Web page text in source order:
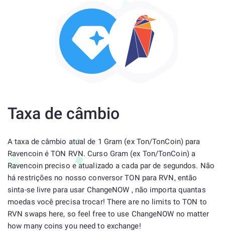
Taxa de câmbio
A taxa de câmbio atual de 1 Gram (ex Ton/TonCoin) para
Ravencoin é TON RVN. Curso Gram (ex Ton/TonCoin) a
Ravencoin preciso e atualizado a cada par de segundos. Não
há restrições no nosso conversor TON para RVN, então
sinta-se livre para usar ChangeNOW , não importa quantas
moedas você precisa trocar! There are no limits to TON to
RVN swaps here, so feel free to use ChangeNOW no matter
how many coins you need to exchange!